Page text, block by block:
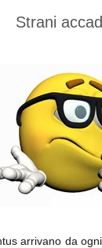
Strani
arrivano da